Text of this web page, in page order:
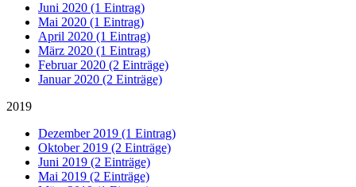
Juni 2020 (1 Eintrag)
Mai 2020 (1 Eintrag)
April 2020 (1 Eintrag)
März 2020 (1 Eintrag)
Februar 2020 (2 Einträge)
Januar 2020 (2 Einträge)
2019
Dezember 2019 (1 Eintrag)
Oktober 2019 (2 Einträge)
Juni 2019 (2 Einträge)
Mai 2019 (2 Einträge)